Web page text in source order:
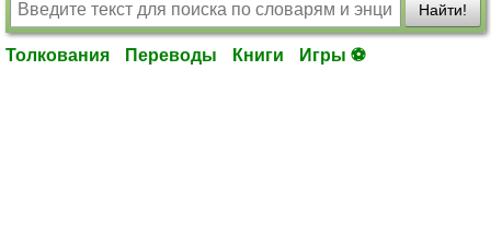
Найти!
Толкования Переводы Книги Игры ⚽